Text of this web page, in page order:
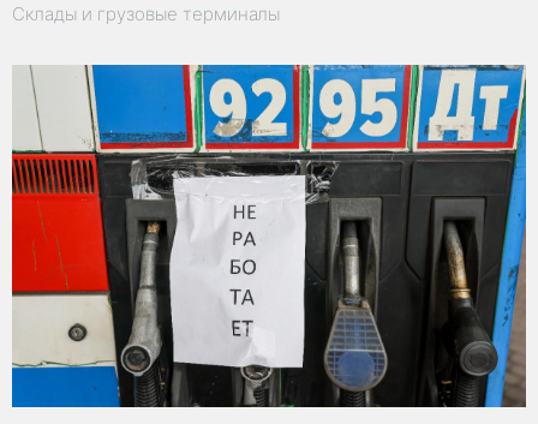
Склады и грузовые терминалы